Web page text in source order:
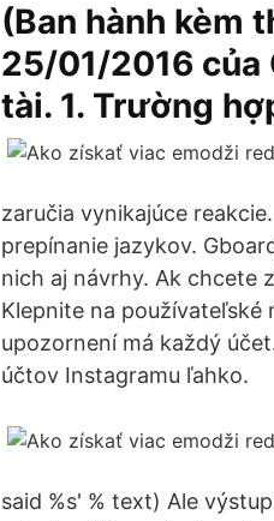
(Ban hành kèm
25/01/2016 của
tài. 1. Trường
zaručia vynikajúce
prepínanie jazykov.
nich aj návrhy. Ak chcete
Klepnite na
upozornení má každý
účtov Instagramu ľahko.
said %s' % text) Ale